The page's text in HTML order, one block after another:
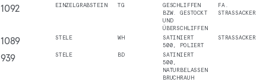
1092 EINZELGRABSTEIN TG
GESCHLIFFEN
BZW. GESTOCKT
UND
ÜBERSCHLIFFEN
FA.
STRASSACKER
1089 STELE WH
SATINIERT
500, POLIERT
STRASSACKER
939 STELE BD
SATINIERT
500,
NATURBELASSEN
BRUCHRAUH